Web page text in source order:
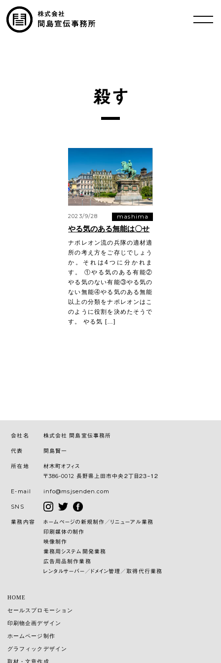
殺す
2023/9/28 mashima
やる気のある無能は〇せ
ナポレオン流の兵隊の適材適
所の考え方をご存じでしょう
か。それは4つに分かれま
す。 ①やる気のある有能②
やる気のない有能③やる気の
ない無能④やる気のある無能
以上の分類をナポレオンはこ
のように役割を決めたそうで
す。 やる気 […]
会社名 株式会社 間島宣伝事務所
代表 間島賢一
所在地
材木町オフィス
〒386-0012 長野県上田市中央２丁目２３−１２
E-mail info@msjsenden.com
SNS
業務内容
ホームページの新規制作／リニューアル業務
印刷媒体の制作
映像制作
業務用システム開発業務
広告用品制作業務
レンタルサーバー／ドメイン管理／取得代行業務
HOME
セールスプロモーション
印刷物企画デザイン
ホームページ制作
グラフィックデザイン
取材・文章作成